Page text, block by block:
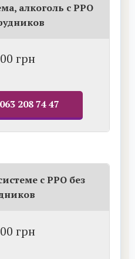
алкоголь с РРО
грн
208 74 47
с РРО без
грн